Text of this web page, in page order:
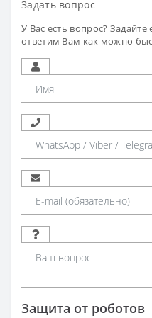
Задать вопрос
У Вас есть вопрос?
ответим Вам как можно
Защита от роботов